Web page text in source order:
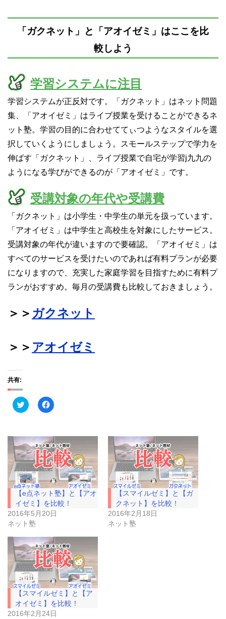
「ガクネット」と「アオイゼミ」はここを比
較しよう
学習システムに注目
学習システムが正反対です。「ガクネット」はネット問題
集、「アオイゼミ」はライブ授業を受けることができるネ
ット塾。学習の目的に合わせててぃつようなスタイルを選
択していくようにしましょう。スモールステップで学力を
伸ばす「ガクネット」、ライブ授業で自宅が学習j九九の
ようになる学びができるのが「アオイゼミ」です。
受講対象の年代や受講費
「ガクネット」は小学生・中学生の単元を扱っています。
「アオイゼミ」は中学生と高校生を対象にしたサービス。
受講対象の年代が違いますので要確認。「アオイゼミ」は
すべてのサービスを受けたいのであれば有料プランが必要
になりますので、充実した家庭学習を目指すために有料プ
ランがおすすめ。毎月の受講費も比較しておきましょう。
＞＞ ガクネット
＞＞ アオイゼミ
共有:
ク
リ
て
T
w
i
t
t
e
r
で
共
有
(
新
し
い
ウ
ィ
ン
ド
ウ
で
開
き
ま
す
)
F
a
o
o
k
で
共
有
す
る
に
は
ク
リ
ッ
て
く
だ
さ
い
(
新
し
い
ウ
ィ
ン
ド
【e点ネット塾】と【アオ
イゼミ】を比較！
2016年5月20日
ネット塾
【スマイルゼミ】と【ガ
クネット】を比較！
2016年2月18日
ネット塾
【スマイルゼミ】と【ア
オイゼミ】を比較！
2016年2月24日